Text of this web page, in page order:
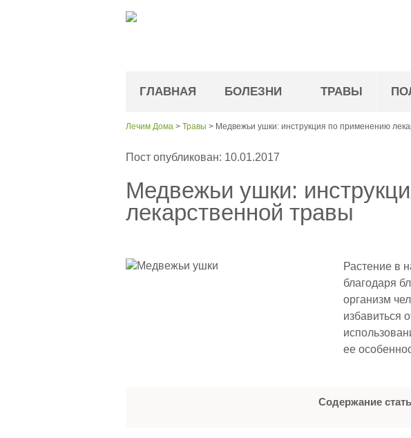
ГЛАВНАЯ БОЛЕЗНИ ТРАВЫ
Лечим Дома > Травы > Медвежьи ушки: инструкция по применению
Пост опубликован: 10.01.2017
Медвежьи ушки:
лекарственной травы
Растение в
благодаря
организм
избавиться
ее
Содержание